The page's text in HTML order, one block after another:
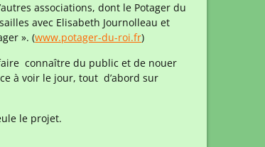
associations, dont le Potager du
avec Elisabeth Journolleau et
». (www.potager-du-roi.fr)
connaître du public et de nouer
à voir le jour, tout d’abord sur
le projet.